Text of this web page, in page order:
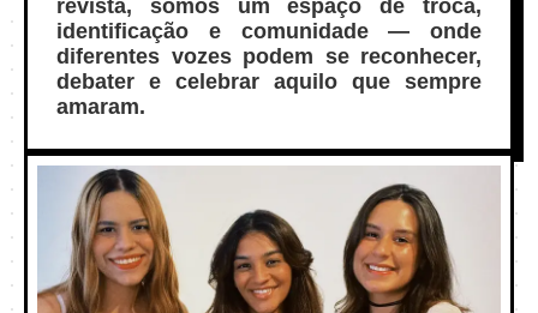
revista, somos um espaço de troca,
identificação e comunidade — onde
diferentes vozes podem se reconhecer,
debater e celebrar aquilo que sempre
amaram.